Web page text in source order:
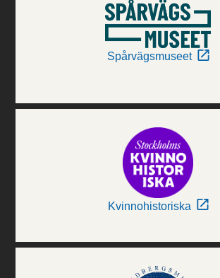
Spårvägsmuseet
Kvinnohistoriska